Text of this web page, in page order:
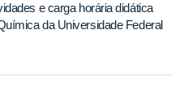
e carga horária didática
da Universidade Federal